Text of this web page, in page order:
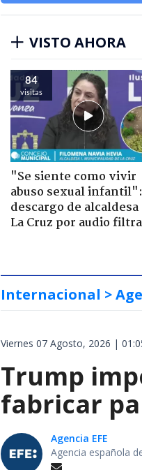
VISTO AHORA
84
visitas
"Se siente como vivir
abuso sexual
descargo de alcaldesa
La Cruz por audio
Internacional >
Viernes 07 Agosto, 2026 |
Trump
fabricar
Agencia EFE
Agencia española